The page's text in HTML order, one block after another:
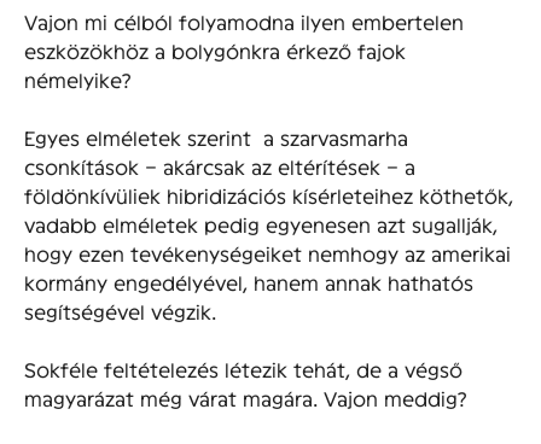
Vajon mi célból folyamodna ilyen embertelen
eszközökhöz a bolygónkra érkező fajok
némelyike?
Egyes elméletek szerint a szarvasmarha
csonkítások – akárcsak az eltérítések – a
földönkívüliek hibridizációs kísérleteihez köthetők,
vadabb elméletek pedig egyenesen azt sugallják,
hogy ezen tevékenységeiket nemhogy az amerikai
kormány engedélyével, hanem annak hathatós
segítségével végzik.
Sokféle feltételezés létezik tehát, de a végső
magyarázat még várat magára. Vajon meddig?